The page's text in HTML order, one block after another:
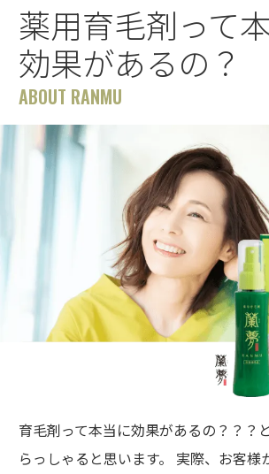
薬用育毛剤って
効果があるの？
ABOUT RANMU
育毛剤って本当に効果があるの？？？
らっしゃると思います。 実際、お客様